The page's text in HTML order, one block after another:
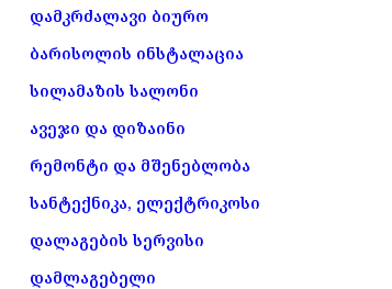
დამკრძალავი ბიურო
ბარისოლის ინსტალაცია
სილამაზის სალონი
ავეჯი და დიზაინი
რემონტი და მშენებლობა
სანტექნიკა, ელექტრიკოსი
დალაგების სერვისი
დამლაგებელი